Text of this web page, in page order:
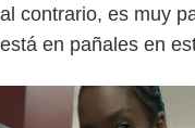
contrario, es muy
en pañales en